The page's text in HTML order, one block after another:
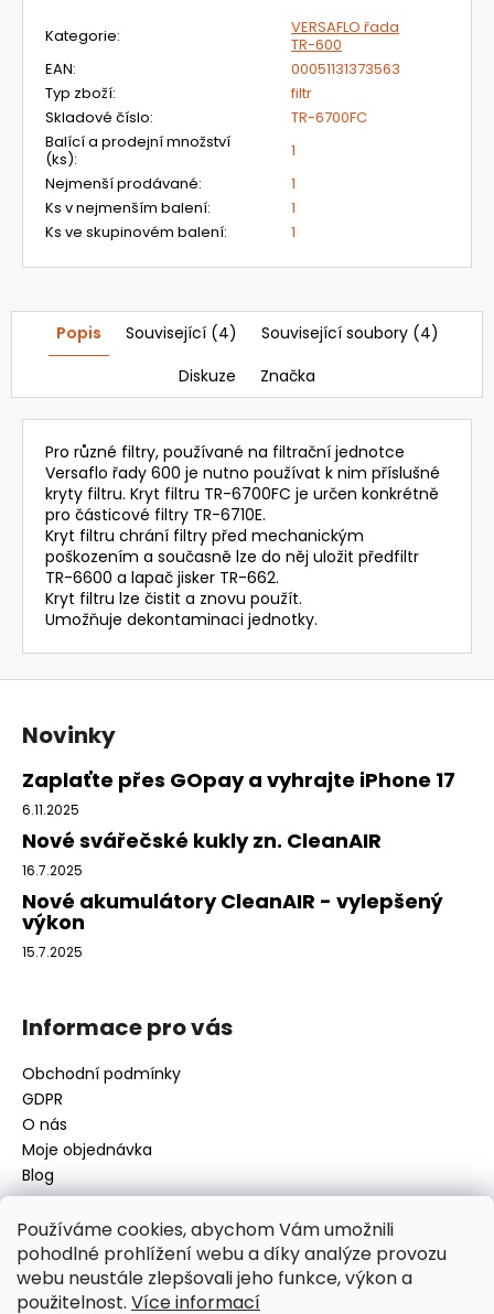
Používáme cookies, abychom Vám umožnili
pohodlné prohlížení webu a díky analýze provozu
webu neustále zlepšovali jeho funkce, výkon a
použitelnost. Více informací
Kategorie:
VERSAFLO řada
TR-600
EAN:
00051131373563
Typ zboží:
filtr
Skladové číslo:
TR-6700FC
Balící a prodejní množství
(ks):
1
Nejmenší prodávané:
1
Ks v nejmenším balení:
1
Ks ve skupinovém balení: 1
Popis Související (4)
Související soubory (4)
Diskuze
Značka
Pro různé filtry, používané na filtrační jednotce
Versaflo řady 600 je nutno používat k nim příslušné
kryty filtru. Kryt filtru TR-6700FC je určen konkrétně
pro částicové filtry TR-6710E.
Kryt filtru chrání filtry před mechanickým
poškozením a současně lze do něj uložit předfiltr
TR-6600 a lapač jisker TR-662.
Kryt filtru lze čistit a znovu použít.
Umožňuje dekontaminaci jednotky.
KALHOTY
JAKUB
190
Kč
Z
Novinky
Zaplaťte přes GOpay a vyhrajte iPhone 17
6.11.2025
Nové svářečské kukly zn. CleanAIR
16.7.2025
Nové akumulátory CleanAIR - vylepšený
výkon
15.7.2025
Informace pro vás
Obchodní podmínky
GDPR
O nás
Moje objednávka
Blog
Kontakt
disamsafety@disamsafety.cz